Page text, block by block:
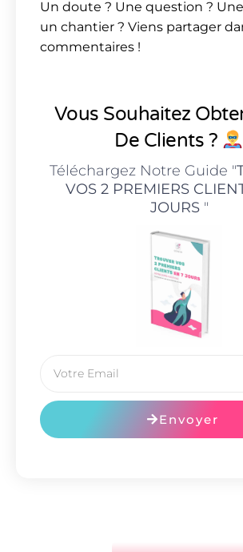
Un doute ? Une question ?
un chantier ? Viens partager
commentaires !
Vous Souhaitez
De Clients ?
Téléchargez Notre Guide "
VOS 2 PREMIERS
JOURS"
Envoyer